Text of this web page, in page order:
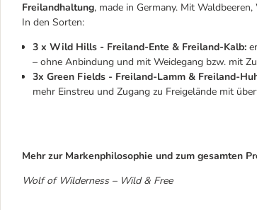
Freilandhaltung, made in Germany. Mit
In den Sorten:
3 x Wild Hills - Freiland-Ente & Freiland-Kalb:
– ohne Anbindung und mit Weidegang bzw. mit
3x Green Fields - Freiland-Lamm & Freiland-
mehr Einstreu und Zugang zu Freigelände mit
Mehr zur Markenphilosophie und zum gesamten
Wolf of Wilderness – Wild & Free